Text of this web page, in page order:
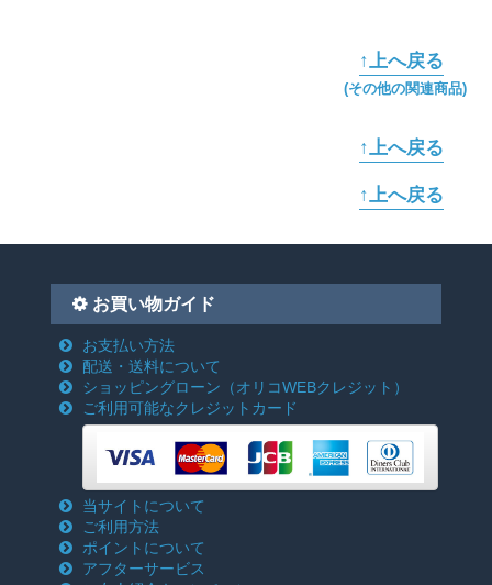
↑上へ戻る
(その他の関連商品)
↑上へ戻る
↑上へ戻る
お買い物ガイド
お支払い方法
配送・送料について
ショッピングローン （オリコWEBクレジット）
ご利用可能なクレジットカード
当サイトについて
ご利用方法
ポイントについて
アフターサービス